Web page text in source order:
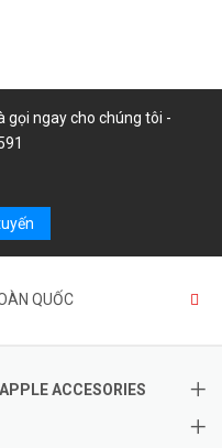
gọi ngay cho chúng tôi -
QUỐC
ACCESORIES